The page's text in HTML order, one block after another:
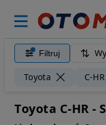
Filtruj
Toyota C-HR
Toyota C-HR -